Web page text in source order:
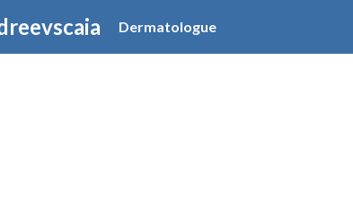
Dermatologue